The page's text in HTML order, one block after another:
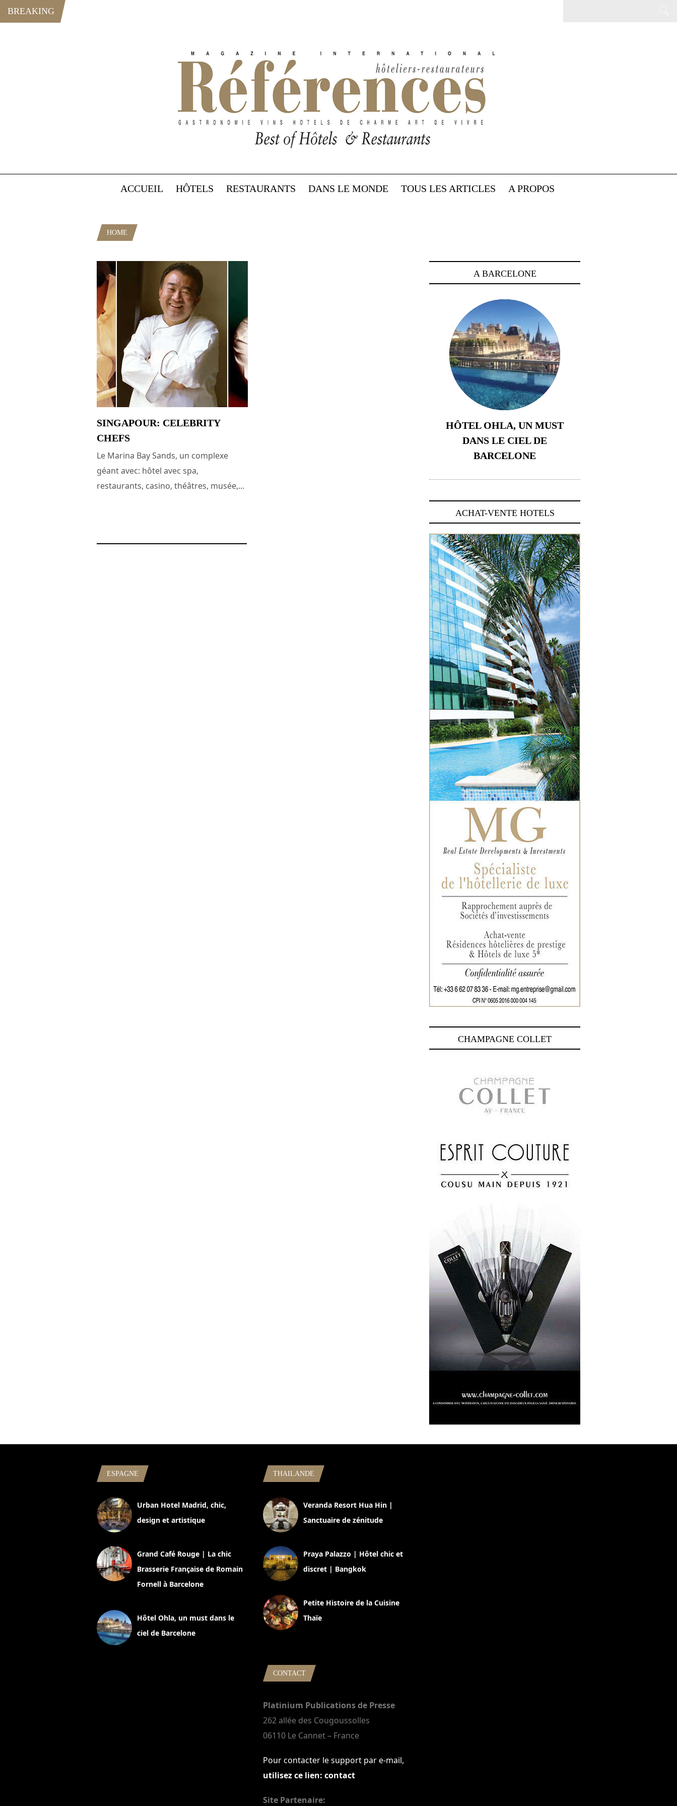
BREAKING
ACCUEIL HÔTELS RESTAURANTS DANS LE MONDE TOUS LES ARTICLES A PROPOS
HOME
SINGAPOUR: CELEBRITY
CHEFS
Le Marina Bay Sands, un complexe
géant avec: hôtel avec spa,
restaurants, casino, théâtres, musée,...
A BARCELONE
HÔTEL OHLA, UN MUST
DANS LE CIEL DE
BARCELONE
ACHAT-VENTE HOTELS
CHAMPAGNE COLLET
ESPAGNE
Urban Hotel Madrid, chic,
design et artistique
Grand Café Rouge | La chic
Brasserie Française de Romain
Fornell à Barcelone
Hôtel Ohla, un must dans le
ciel de Barcelone
THAILANDE
Veranda Resort Hua Hin |
Sanctuaire de zénitude
Praya Palazzo | Hôtel chic et
discret | Bangkok
Petite Histoire de la Cuisine
Thaïe
CONTACT
Platinium Publications de Presse
262 allée des Cougoussolles
06110 Le Cannet – France
Pour contacter le support par e-mail,
utilisez ce lien: contact
Site Partenaire: